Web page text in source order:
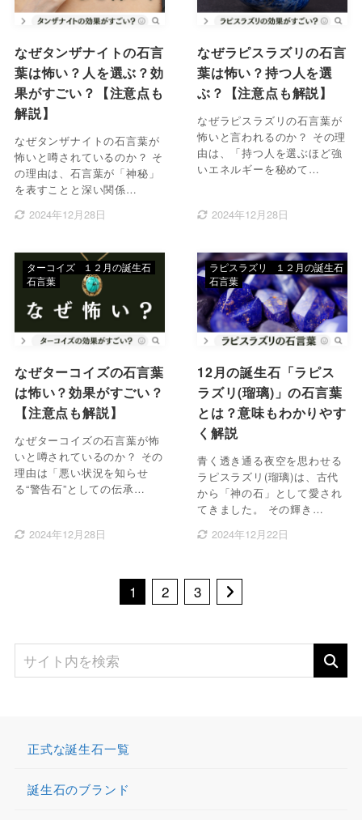
なぜタンザナイトの石言
葉は怖い？人を選ぶ？効
果がすごい？【注意点も
解説】
なぜタンザナイトの石言葉が
怖いと噂されているのか？ そ
の理由は、石言葉が「神秘」
を表すことと深い関係…
2024年12月28日
なぜラピスラズリの石言
葉は怖い？持つ人を選
ぶ？【注意点も解説】
なぜラピスラズリの石言葉が
怖いと言われるのか？ その理
由は、「持つ人を選ぶほど強
いエネルギーを秘めて…
2024年12月28日
なぜターコイズの石言葉
は怖い？効果がすごい？
【注意点も解説】
なぜターコイズの石言葉が怖
いと噂されているのか？ その
理由は「悪い状況を知らせ
る“警告石”としての伝承…
2024年12月28日
ターコイズ
１２月の誕生石
石言葉
12月の誕生石「ラピス
ラズリ(瑠璃)」の石言葉
とは？意味もわかりやす
く解説
青く透き通る夜空を思わせる
ラピスラズリ(瑠璃)は、古代
から「神の石」として愛され
てきました。 その輝き…
2024年12月22日
ラピスラズリ
１２月の誕生石
石言葉
1 2 3
正式な誕生石一覧
誕生石のブランド